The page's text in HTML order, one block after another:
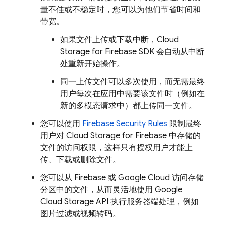
量不佳或不稳定时，您可以为他们节省时间和
带宽。
如果文件上传或下载中断， Cloud
Storage for Firebase SDK 会自动从中断
处重新开始操作。
同一上传文件可以多次使用，而无需最终
用户每次在应用中需要该文件时（例如在
新的多模态请求中）都上传同一文件。
您可以使用 Firebase Security Rules 限制最终
用户对 Cloud Storage for Firebase 中存储的
文件的访问权限，这样只有授权用户才能上
传、下载或删除文件。
您可以从 Firebase 或 Google Cloud 访问存储
分区中的文件，从而灵活地使用 Google
Cloud Storage API 执行服务器端处理，例如
图片过滤或视频转码。